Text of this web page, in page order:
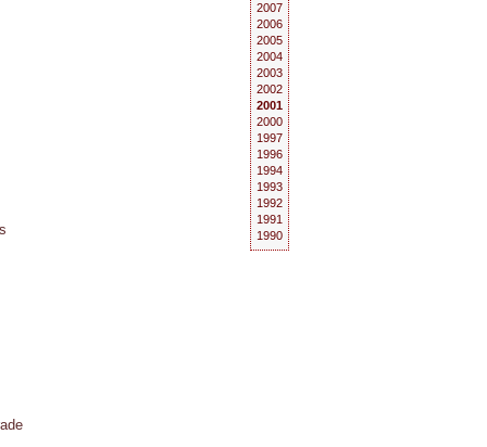
2007
2006
2005
2004
2003
2002
2001
2000
1997
1996
1994
1993
1992
1991
1990